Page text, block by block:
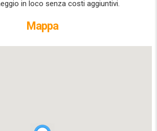
in loco senza costi aggiuntivi.
Mappa